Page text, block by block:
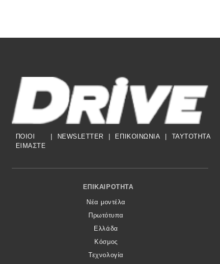
ΠΟΙΟΙ
ΕΙΜΑΣΤΕ
NEWSLETTER ΕΠΙΚΟΙΝΩΝΙΑ TAYTOTHTA
Footer Menu
ΕΠΙΚΑΙΡΌΤΗΤΑ
Νέα μοντέλα
Πρωτότυπα
Ελλάδα
Κόσμος
Τεχνολογία